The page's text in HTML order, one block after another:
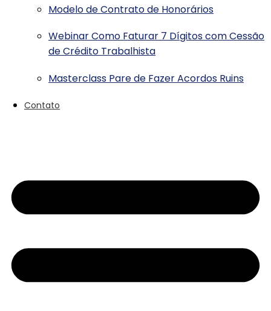
Modelo de Contrato de Honorários
Webinar Como Faturar 7 Dígitos com Cessão
de Crédito Trabalhista
Masterclass Pare de Fazer Acordos Ruins
Contato